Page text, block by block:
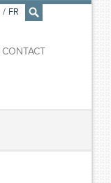
×
CONTACT
/ FR